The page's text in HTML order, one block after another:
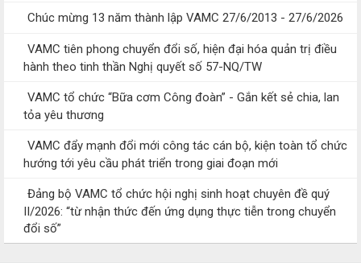
Chúc mừng 13 năm thành lập VAMC 27/6/2013 - 27/6/2026
VAMC tiên phong chuyển đổi số, hiện đại hóa quản trị điều
hành theo tinh thần Nghị quyết số 57-NQ/TW
VAMC tổ chức “Bữa cơm Công đoàn” - Gắn kết sẻ chia, lan
tỏa yêu thương
VAMC đẩy mạnh đổi mới công tác cán bộ, kiện toàn tổ chức
hướng tới yêu cầu phát triển trong giai đoạn mới
Đảng bộ VAMC tổ chức hội nghị sinh hoạt chuyên đề quý
II/2026: “từ nhận thức đến ứng dụng thực tiễn trong chuyển
đổi số”